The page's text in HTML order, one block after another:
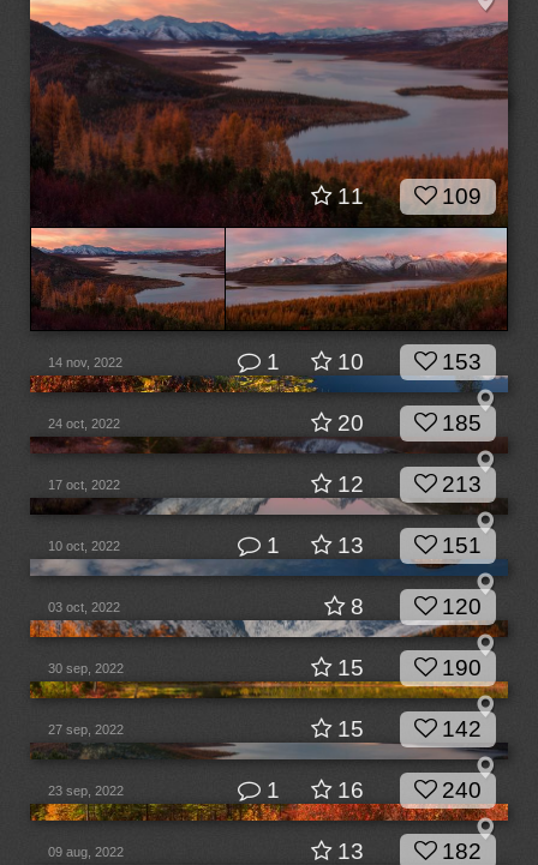
11 109
14 nov, 2022 1 10 153
24 oct, 2022 20 185
17 oct, 2022 12 213
10 oct, 2022 1 13 151
03 oct, 2022 8 120
30 sep, 2022 15 190
27 sep, 2022 15 142
23 sep, 2022 1 16 240
09 aug, 2022 13 182